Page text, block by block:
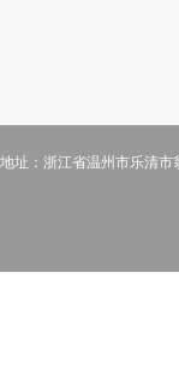
地址：浙江省温州市乐清